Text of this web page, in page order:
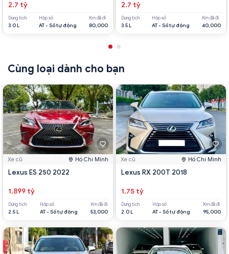
2.7 tỷ
Dung tích
3.0 L
Hộp số
AT - Số tự động
Km đã đi
80,000
2.7 tỷ
Dung tích
3.5 L
Hộp số
AT - Số tự động
Km đã đi
40,000
Cùng loại dành cho bạn
Xe cũ Hồ Chí Minh
Lexus ES 250 2022
1.899 tỷ
Dung tích
2.5 L
Hộp số
AT - Số tự động
Km đã đi
53,000
Xe cũ Hồ Chí Minh
Lexus RX 200T 2018
1.75 tỷ
Dung tích
2.0 L
Hộp số
AT - Số tự động
Km đã đi
95,000